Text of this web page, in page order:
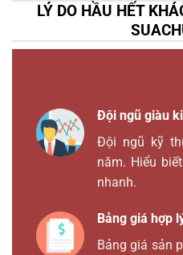
LÝ DO HẦU HẾT
Đội ngũ giàu
Đội ngũ kỹ
năm. Hiểu
nhanh.
Bảng giá hợp
Bảng giá sản